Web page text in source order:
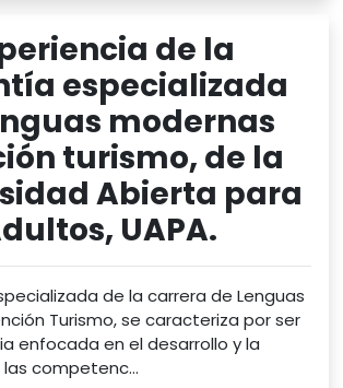
de la
especializada
modernas
turismo, de la
Abierta para
UAPA.
de la carrera de Lenguas
Turismo, se caracteriza por ser
enfocada en el desarrollo y la
competenc...